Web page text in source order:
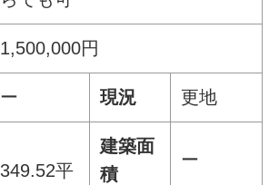
1,500,000円
ー 現況 更地
349.52平
建築面
積
ー